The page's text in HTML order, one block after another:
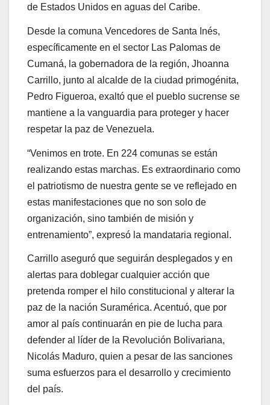
de Estados Unidos en aguas del Caribe.
Desde la comuna Vencedores de Santa Inés,
específicamente en el sector Las Palomas de
Cumaná, la gobernadora de la región, Jhoanna
Carrillo, junto al alcalde de la ciudad primogénita,
Pedro Figueroa, exaltó que el pueblo sucrense se
mantiene a la vanguardia para proteger y hacer
respetar la paz de Venezuela.
“Venimos en trote. En 224 comunas se están
realizando estas marchas. Es extraordinario como
el patriotismo de nuestra gente se ve reflejado en
estas manifestaciones que no son solo de
organización, sino también de misión y
entrenamiento”, expresó la mandataria regional.
Carrillo aseguró que seguirán desplegados y en
alertas para doblegar cualquier acción que
pretenda romper el hilo constitucional y alterar la
paz de la nación Suramérica. Acentuó, que por
amor al país continuarán en pie de lucha para
defender al líder de la Revolución Bolivariana,
Nicolás Maduro, quien a pesar de las sanciones
suma esfuerzos para el desarrollo y crecimiento
del país.